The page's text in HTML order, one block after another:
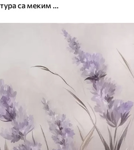
Топла бадем беж текстура са меким природним тоналним прелазима